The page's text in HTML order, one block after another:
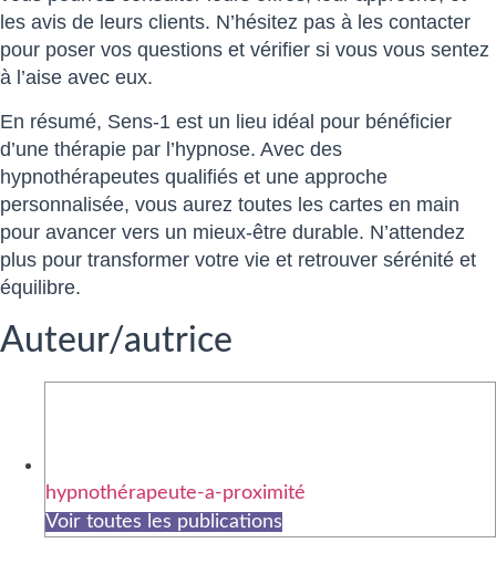
les avis de leurs clients. N’hésitez pas à les contacter
pour poser vos questions et vérifier si vous vous sentez
à l’aise avec eux.
En résumé, Sens-1 est un lieu idéal pour bénéficier
d’une thérapie par l’hypnose. Avec des
hypnothérapeutes qualifiés et une approche
personnalisée, vous aurez toutes les cartes en main
pour avancer vers un mieux-être durable. N’attendez
plus pour transformer votre vie et retrouver sérénité et
équilibre.
Auteur/autrice
hypnothérapeute-a-proximité
Voir toutes les publications